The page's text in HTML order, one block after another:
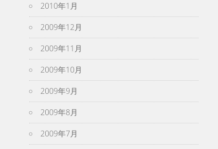
2010年1月
2009年12月
2009年11月
2009年10月
2009年9月
2009年8月
2009年7月